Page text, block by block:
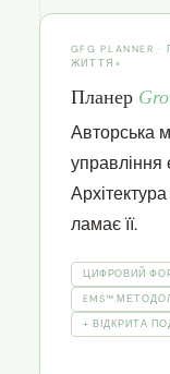
GFG
ЖИТТЯ»
Планер
Авторська
управління
ламає її.
ЦИФРОВИЙ
EMS™
+ ВІДКРИТА